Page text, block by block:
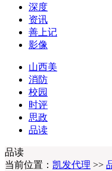
深度
资讯
善上记
影像
山西美
消防
校园
时评
思政
品读
品读
当前位置： 凯发代理 >>